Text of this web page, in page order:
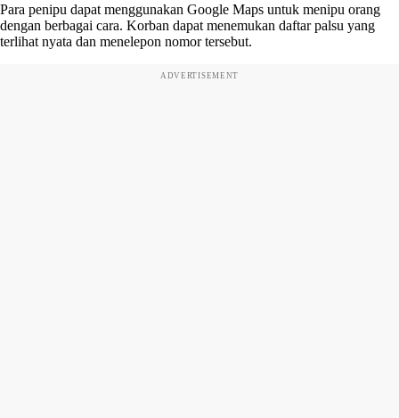
Para penipu dapat menggunakan Google Maps untuk menipu orang
dengan berbagai cara. Korban dapat menemukan daftar palsu yang
terlihat nyata dan menelepon nomor tersebut.
ADVERTISEMENT